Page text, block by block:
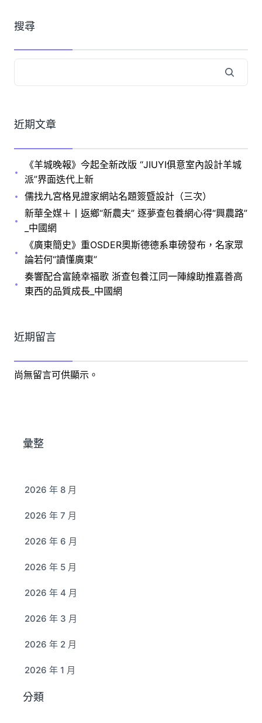
搜尋
近期文章
《羊城晚報》今起全新改版 “JIUYI俱意室內設計羊城
派”界面迭代上新
儒找九宮格見證家網站名題簽暨設計（三次）
新華全媒＋丨返鄉“新農夫” 逐夢查包養網心得“興農路”
_中國網
《廣東簡史》重OSDER奧斯德德系車磅發布，名家眾
論若何“讀懂廣東”
奏響配合富饒幸福歌 浙查包養江同一陣線助推嘉善高
東西的品質成長_中國網
近期留言
尚無留言可供顯示。
彙整
2026 年 8 月
2026 年 7 月
2026 年 6 月
2026 年 5 月
2026 年 4 月
2026 年 3 月
2026 年 2 月
2026 年 1 月
分類